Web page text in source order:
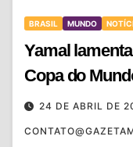
BRASIL MUNDO
Yamal
Copa do
24 DE ABRIL DE